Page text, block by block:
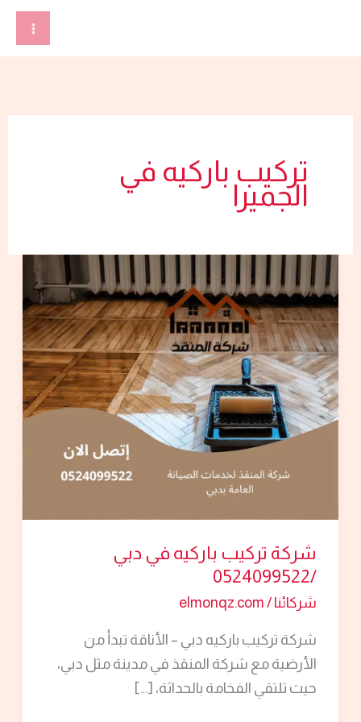
المحتوى
تركيب باركيه في
الجميرا
شركة تركيب باركيه في دبي
/0524099522
شركائنا/
elmonqz.com
شركة تركيب باركيه دبي – الأناقة تبدأ من
الأرضية مع شركة المنقذ في مدينة مثل دبي،
حيث تلتقي الفخامة بالحداثة، […]
شركة
تركيب
باركيه
في
دبي
/0524099522